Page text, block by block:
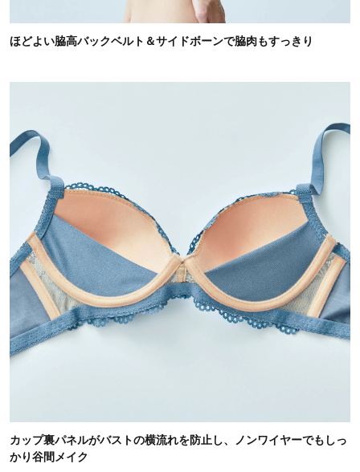
ほどよい脇高バックベルト＆サイドボーンで脇肉もすっきり
カップ裏パネルがバストの横流れを防止し、ノンワイヤーでもしっ
かり谷間メイク